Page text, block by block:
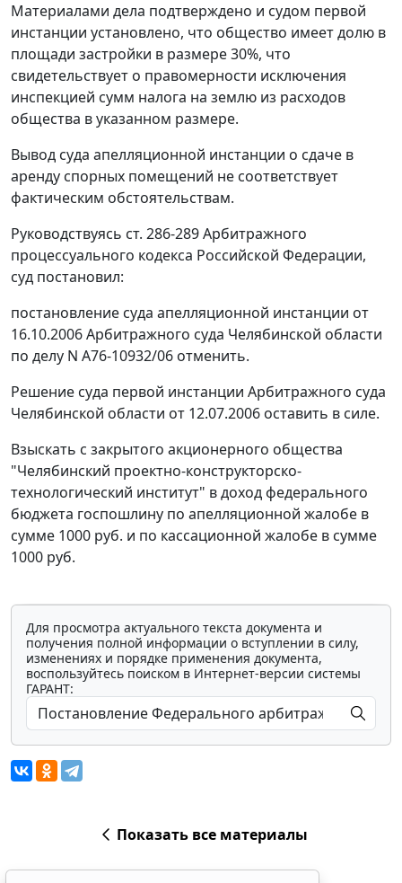
Материалами дела подтверждено и судом первой
инстанции установлено, что общество имеет долю в
площади застройки в размере 30%, что
свидетельствует о правомерности исключения
инспекцией сумм налога на землю из расходов
общества в указанном размере.
Вывод суда апелляционной инстанции о сдаче в
аренду спорных помещений не соответствует
фактическим обстоятельствам.
Руководствуясь ст. 286-289Арбитражного
процессуального кодекса Российской Федерации,
суд постановил:
постановление суда апелляционной инстанции от
16.10.2006 Арбитражного суда Челябинской области
по делу N А76-10932/06 отменить.
Решение суда первой инстанции Арбитражного суда
Челябинской области от 12.07.2006 оставить в силе.
Взыскать с закрытого акционерного общества
"Челябинский проектно-конструкторско-
технологический институт" в доход федерального
бюджета госпошлину по апелляционной жалобе в
сумме 1000 руб. и по кассационной жалобе в сумме
1000 руб.
Для просмотра актуального текста документа и
получения полной информации о вступлении в силу,
изменениях и порядке применения документа,
воспользуйтесь поиском в Интернет-версии системы
ГАРАНТ:
Показать все материалы